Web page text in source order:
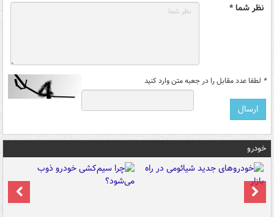
نظر شما *
* لطفا عدد مقابل را در جعبه متن وارد کنید
خودرو